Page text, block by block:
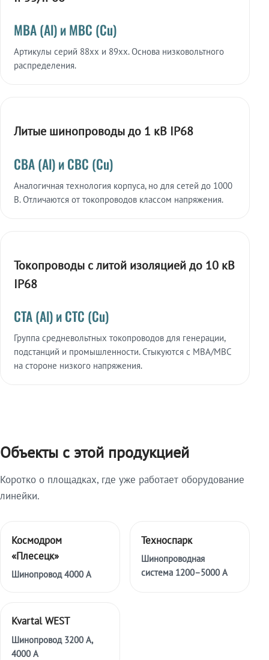
МВА (Al) и МВС (Cu)
Артикулы серий 88xx и 89xx. Основа низковольтного
распределения.
Литые шинопроводы до 1 кВ IP68
СВА (Al) и СВС (Cu)
Аналогичная технология корпуса, но для сетей до 1000
В. Отличаются от токопроводов классом напряжения.
Токопроводы с литой изоляцией до 10 кВ
IP68
СТА (Al) и СТС (Cu)
Группа средневольтных токопроводов для генерации,
подстанций и промышленности. Стыкуются с МВА/МВС
на стороне низкого напряжения.
Объекты с этой продукцией
Коротко о площадках, где уже работает оборудование
линейки.
Космодром
«Плесецк»
Шинопровод 4000 А
Техноспарк
Шинопроводная
система 1200–5000 А
Kvartal WEST
Шинопровод 3200 А,
4000 А